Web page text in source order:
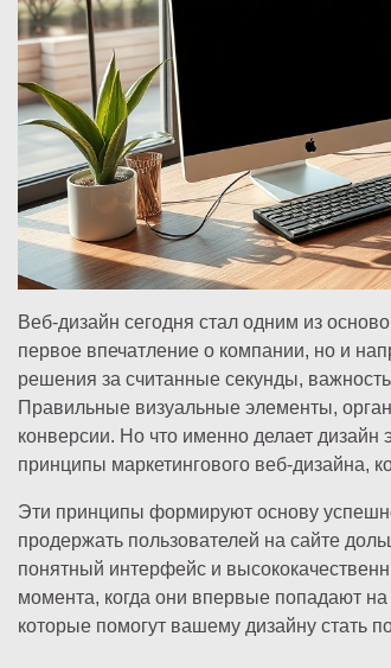
Веб-дизайн сегодня стал одним из
первое впечатление о компании, но и
решения за считанные секунды,
Правильные визуальные элементы,
конверсии. Но что именно делает
принципы маркетингового веб-дизайна,
Эти принципы формируют основу
продержать пользователей на сайте
понятный интерфейс и
момента, когда они впервые попадают
которые помогут вашему дизайну стать